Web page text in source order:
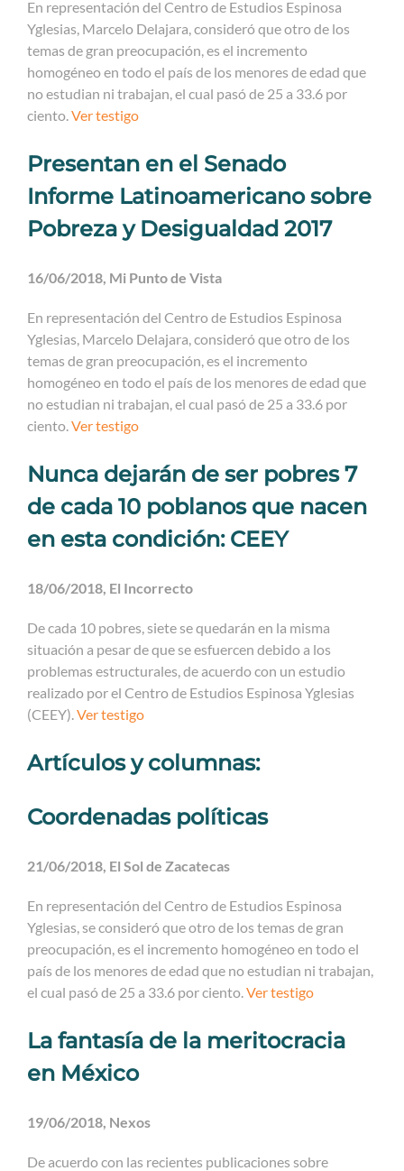
En representación del Centro de Estudios Espinosa
Yglesias, Marcelo Delajara, consideró que otro de los
temas de gran preocupación, es el incremento
homogéneo en todo el país de los menores de edad que
no estudian ni trabajan, el cual pasó de 25 a 33.6 por
ciento.Ver testigo
Presentan en el Senado
Informe Latinoamericano sobre
Pobreza y Desigualdad 2017
16/06/2018, Mi Punto de Vista
En representación del Centro de Estudios Espinosa
Yglesias, Marcelo Delajara, consideró que otro de los
temas de gran preocupación, es el incremento
homogéneo en todo el país de los menores de edad que
no estudian ni trabajan, el cual pasó de 25 a 33.6 por
ciento.Ver testigo
Nunca dejarán de ser pobres 7
de cada 10 poblanos que nacen
en esta condición: CEEY
18/06/2018, El Incorrecto
De cada 10 pobres, siete se quedarán en la misma
situación a pesar de que se esfuercen debido a los
problemas estructurales, de acuerdo con un estudio
realizado por el Centro de Estudios Espinosa Yglesias
(CEEY).Ver testigo
Artículos y columnas:
Coordenadas políticas
21/06/2018, El Sol de Zacatecas
En representación del Centro de Estudios Espinosa
Yglesias, se consideró que otro de los temas de gran
preocupación, es el incremento homogéneo en todo el
país de los menores de edad que no estudian ni trabajan,
el cual pasó de 25 a 33.6 por ciento.Ver testigo
La fantasía de la meritocracia
en México
19/06/2018, Nexos
De acuerdo con las recientes publicaciones sobre